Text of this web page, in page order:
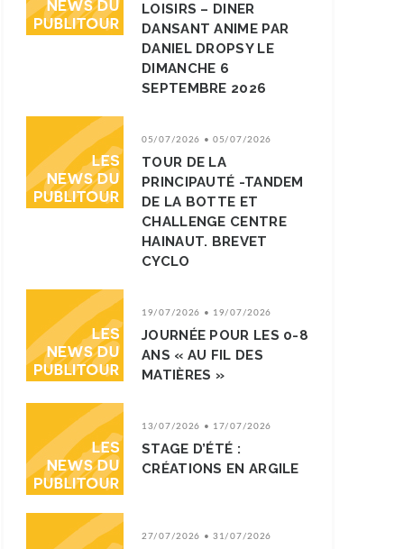
LOISIRS – DINER
DANSANT ANIME PAR
DANIEL DROPSY LE
DIMANCHE 6
SEPTEMBRE 2026
05/07/2026 • 05/07/2026
TOUR DE LA
PRINCIPAUTÉ -TANDEM
DE LA BOTTE ET
CHALLENGE CENTRE
HAINAUT. BREVET
CYCLO
19/07/2026 • 19/07/2026
JOURNÉE POUR LES 0-8
ANS « AU FIL DES
MATIÈRES »
13/07/2026 • 17/07/2026
STAGE D’ÉTÉ :
CRÉATIONS EN ARGILE
27/07/2026 • 31/07/2026